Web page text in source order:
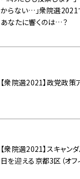
からない…」衆院選2021
あなたに響くのは…？
【衆院選2021】政党政策
【衆院選2021】スキャン
日を迎える京都3区（オフ